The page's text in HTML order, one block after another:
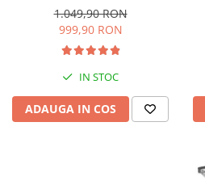
sticla, H 84.5 cm, Negru
1.049,90 RON
999,90 RON
IN STOC
ADAUGA IN COS